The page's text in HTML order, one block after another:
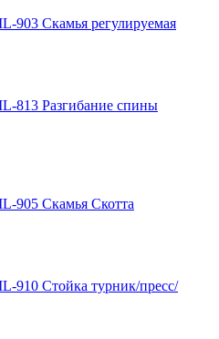
903 Скамья регулируемая
813 Разгибание спины
905 Скамья Скотта
910 Стойка турник/пресс/